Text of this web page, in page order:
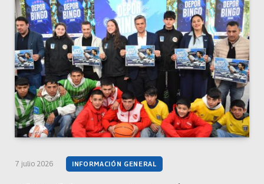
7 julio 2026 INFORMACIÓN GENERAL